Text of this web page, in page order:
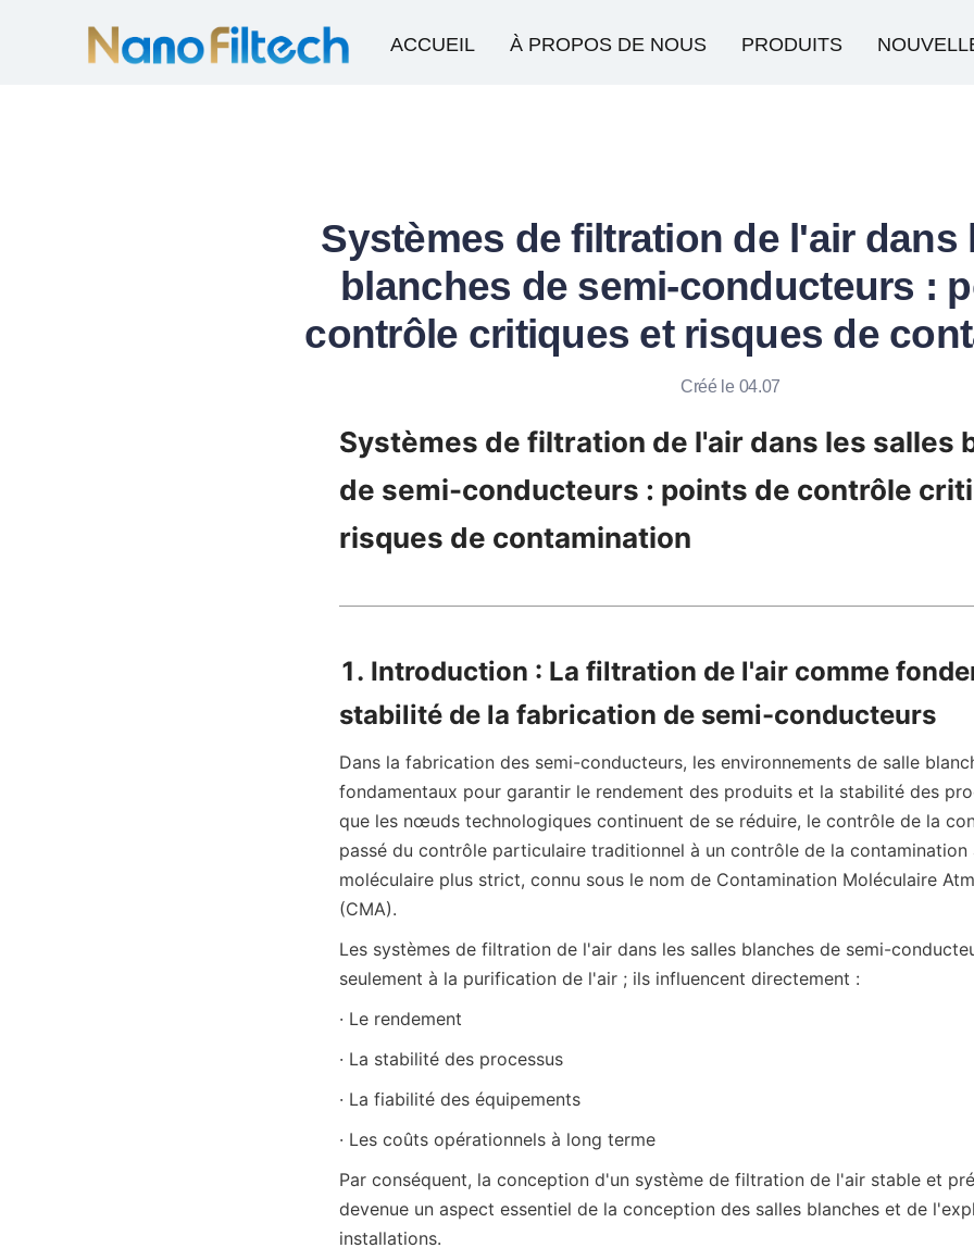
ACCUEIL À PROPOS DE NOUS PRODUITS
Systèmes de filtration de l'air dans
blanches de semi-conducteurs :
contrôle critiques et risques de
Créé le 04.07
Systèmes de filtration de l'air dans les salles
de semi-conducteurs : points de contrôle
risques de contamination
1. Introduction : La filtration de l'air comme
stabilité de la fabrication de semi-conducteurs
Dans la fabrication des semi-conducteurs, les environnements de salle
fondamentaux pour garantir le rendement des produits et la stabilité des
que les nœuds technologiques continuent de se réduire, le contrôle de la
passé du contrôle particulaire traditionnel à un contrôle de la contamination
moléculaire plus strict, connu sous le nom de Contamination Moléculaire
(CMA).
Les systèmes de filtration de l'air dans les salles blanches de semi-
seulement à la purification de l'air ; ils influencent directement :
· Le rendement
· La stabilité des processus
· La fiabilité des équipements
· Les coûts opérationnels à long terme
Par conséquent, la conception d'un système de filtration de l'air stable et
devenue un aspect essentiel de la conception des salles blanches et de
installations.